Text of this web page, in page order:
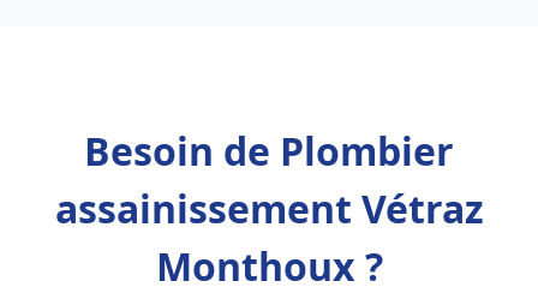
Besoin de Plombier
assainissement Vétraz
Monthoux ?